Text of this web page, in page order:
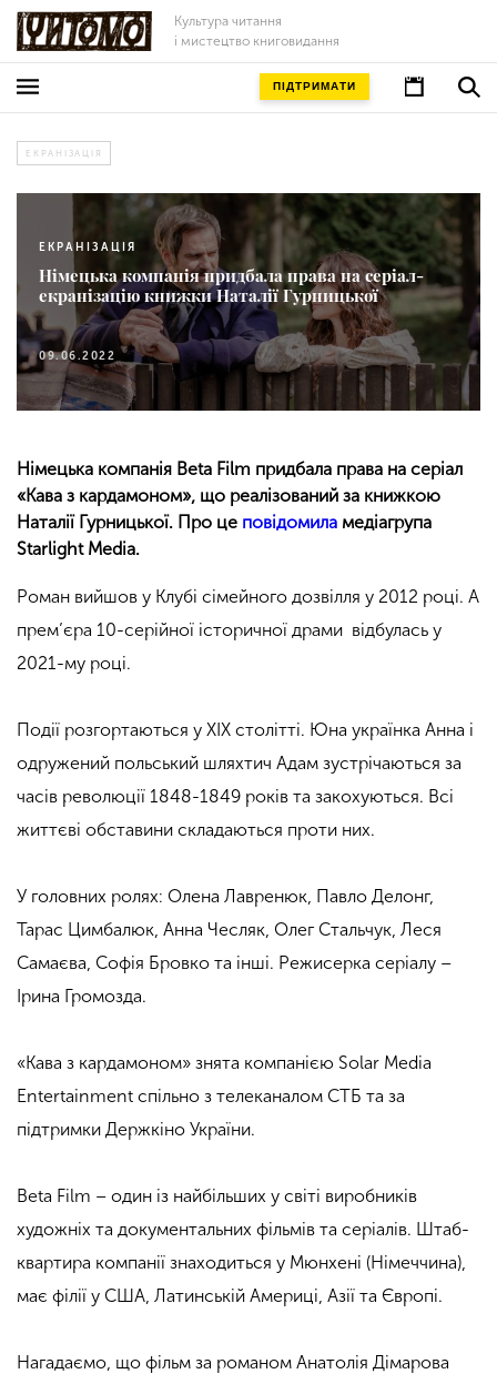
Культура читання
і мистецтво книговидання
ПІДТРИМАТИ
ЕКРАНІЗАЦІЯ
ЕКРАНІЗАЦІЯ
Німецька компанія придбала права на серіал-
екранізацію книжки Наталії Гурницької
09.06.2022
Німецька компанія Beta Film придбала права на серіал
«Кава з кардамоном», що реалізований за книжкою
Наталії Гурницької. Про це повідомила медіагрупа
Starlight Media.
Роман вийшов у Клубі сімейного дозвілля у 2012 році. А
прем’єра 10-серійної історичної драми відбулась у
2021-му році.
Події розгортаються у XIX столітті. Юна українка Анна і
одружений польський шляхтич Адам зустрічаються за
часів революції 1848-1849 років та закохуються. Всі
життєві обставини складаються проти них.
У головних ролях: Олена Лавренюк, Павло Делонг,
Тарас Цимбалюк, Анна Чесляк, Олег Стальчук, Леся
Самаєва, Софія Бровко та інші. Режисерка серіалу –
Ірина Громозда.
«Кава з кардамоном» знята компанією Solar Media
Entertainment спільно з телеканалом СТБ та за
підтримки Держкіно України.
Beta Film – один із найбільших у світі виробників
художніх та документальних фільмів та серіалів. Штаб-
квартира компанії знаходиться у Мюнхені (Німеччина),
має філії у США, Латинській Америці, Азії та Європі.
Нагадаємо, що фільм за романом Анатолія Дімарова